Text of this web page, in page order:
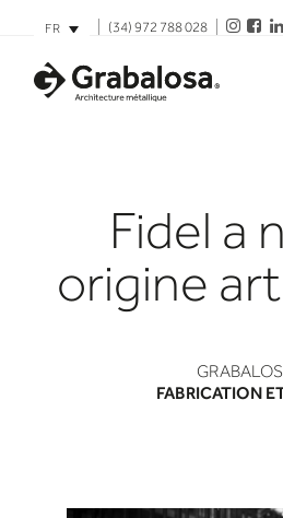
FR (34) 972 788 028
Fidel a
origine
FABRICATION